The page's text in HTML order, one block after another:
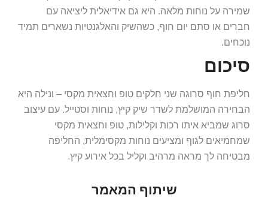
שמירה על נוחות מלאה. היא גם אידיאלית ליציאה עם
חברים או סתם יום חוף, כשהשיק והאלגנטיות נשארים תמיד
נוכחים.
סיכום
חליפת חוף סרוגה שני חלקים טופ וחצאית מקסי – ונילה היא
הבחירה המושלמת לשדר שיק קיץ, נוחות וסטייל. עם עיצוב
סרוג שמביא איתו רכות וקלילות, טופ וחצאית מקסי
שמחמיאים לגוף ומציעים נוחות מקסימלית, החליפה
מבטיחה לך מראה מרהיב וקליל בכל אירוע קיץ.
שיתוף המאמר